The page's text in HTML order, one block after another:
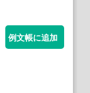
例文帳に追加